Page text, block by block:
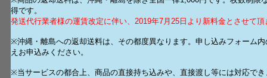
得です。
発送代行業者様の運賃改定に伴い、2019年7月25日より新料金とさせて
※沖縄・離島への返却送料は、その都度異なります。申し込みフォーム
えお申込みください。
※当サービスの都合上、商品の直接持ち込みや、直接渡し等には対応で